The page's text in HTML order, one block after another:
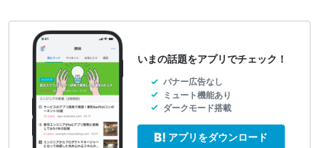
いまの話題をアプリでチェック！
バナー広告なし
ミュート機能あり
ダークモード搭載
アプリをダウンロード